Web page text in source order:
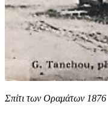
Σπίτι των Οραμάτων 1876